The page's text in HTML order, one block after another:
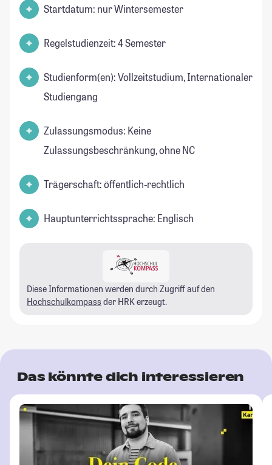
Startdatum: nur Wintersemester
Regelstudienzeit: 4 Semester
Studienform(en): Vollzeitstudium, Internationaler
Studiengang
Zulassungsmodus: Keine
Zulassungsbeschränkung, ohne NC
Trägerschaft: öffentlich-rechtlich
Hauptunterrichtssprache: Englisch
Diese Informationen werden durch Zugriff auf den
Hochschulkompass der HRK erzeugt.
Das könnte dich interessieren